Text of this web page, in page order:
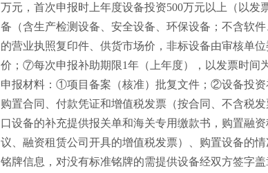
万元，首次申报时上年度设备投资500万元以上（以
备（含生产检测设备、安全设备、环保设备；不含软
的营业执照复印件、供货市场价，非标设备由审核单
价；⑦每次申报补助期限1年（上年度），以发票时间
申报材料： ①项目备案（核准）批复文件；②设备投
购置合同、付款凭证和增值税发票（按合同、不含税
口设备的补充提供报关单和海关专用缴款书，购置融
议、融资租赁公司开具的增值税发票）、购置设备的
铭牌信息，对没有标准铭牌的需提供设备经双方签字